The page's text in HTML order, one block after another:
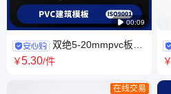
 00:09
双绝5-20mmpvc板塑
料建筑模板硬板白色灰色砖托
￥5.30/件
在线交易
￥